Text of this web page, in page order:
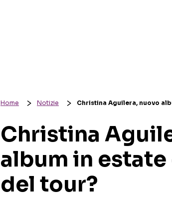
Home Notizie Christina Aguilera, nuovo
Christina
album in
del tour?